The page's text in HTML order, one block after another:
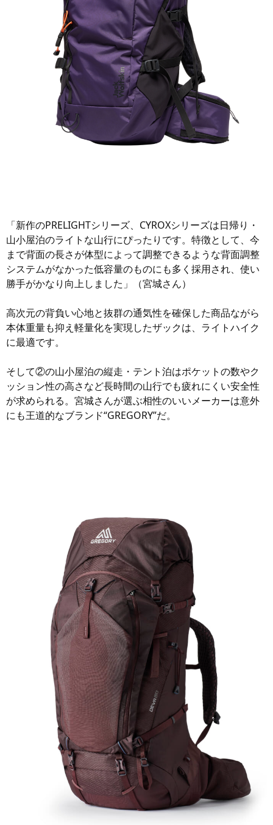
「新作のPRELIGHTシリーズ、CYROXシリーズは日帰り・
山小屋泊のライトな山行にぴったりです。特徴として、今
まで背面の長さが体型によって調整できるような背面調整
システムがなかった低容量のものにも多く採用され、使い
勝手がかなり向上しました」（宮城さん）
高次元の背負い心地と抜群の通気性を確保した商品ながら
本体重量も抑え軽量化を実現したザックは、ライトハイク
に最適です。
そして②の山小屋泊の縦走・テント泊はポケットの数やク
ッション性の高さなど長時間の山行でも疲れにくい安全性
が求められる。宮城さんが選ぶ相性のいいメーカーは意外
にも王道的なブランド“GREGORY”だ。